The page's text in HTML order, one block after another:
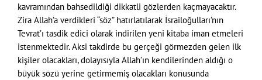
kavramından bahsedildiği dikkatli gözlerden kaçmayacaktır.
Zira Allah’a verdikleri “söz” hatırlatılarak İsrailoğulları’nın
Tevrat’ı tasdik edici olarak indirilen yeni kitaba iman etmeleri
istenmektedir. Aksi takdirde bu gerçeği görmezden gelen ilk
kişiler olacakları, dolayısıyla Allah’ın kendilerinden aldığı o
büyük sözü yerine getirmemiş olacakları konusunda